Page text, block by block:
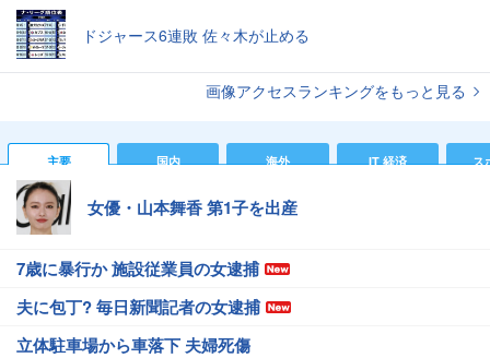
ドジャース6連敗 佐々木が止める
画像アクセスランキングをもっと見る
主要 国内 海外 IT 経済 ス
女優・山本舞香 第1子を出産
7歳に暴行か 施設従業員の女逮捕
夫に包丁? 毎日新聞記者の女逮捕
立体駐車場から車落下 夫婦死傷